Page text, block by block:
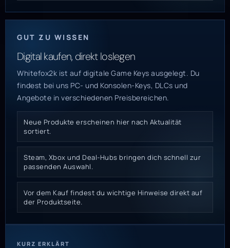
GUT ZU WISSEN
Digital kaufen, direkt loslegen
Whitefox2k ist auf digitale Game Keys ausgelegt. Du
findest bei uns PC- und Konsolen-Keys, DLCs und
Angebote in verschiedenen Preisbereichen.
Neue Produkte erscheinen hier nach Aktualität
sortiert.
Steam, Xbox und Deal-Hubs bringen dich schnell zur
passenden Auswahl.
Vor dem Kauf findest du wichtige Hinweise direkt auf
der Produktseite.
KURZ ERKLÄRT